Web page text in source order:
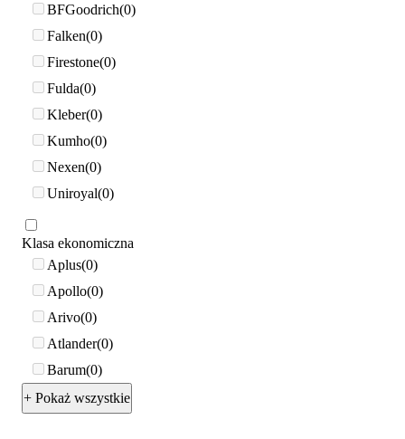
BFGoodrich 0
Falken 0
Firestone 0
Fulda 0
Kleber 0
Kumho 0
Nexen 0
Uniroyal 0
Klasa ekonomiczna
Aplus 0
Apollo 0
Arivo 0
Atlander 0
Barum 0
+ Pokaż wszystkie